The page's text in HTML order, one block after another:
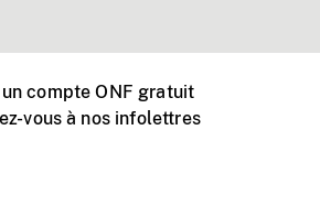
compte ONF gratuit
vous à nos infolettres